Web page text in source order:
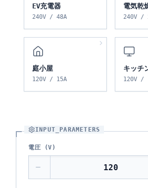
EV充電器
240V / 48A
電気乾
240V /
庭小屋
120V / 15A
キッチ
120V /
INPUT_PARAMETERS
電圧 (V)